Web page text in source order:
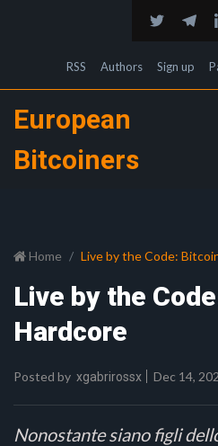
RSS Authors Sign up
European
Bitcoiners
Home Live by the Code:
Live by the
Hardcore
Posted by xgabrirossx Dec 14,
Nonostante siano figli